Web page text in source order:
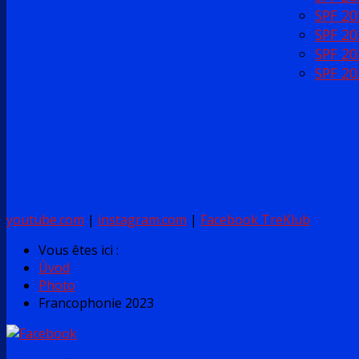
SPF
SPF
SPF
SPF
youtube.com | instagram.com | Facebook TreKlub
Vous êtes ici :
Úvod
Photo
Francophonie 2023